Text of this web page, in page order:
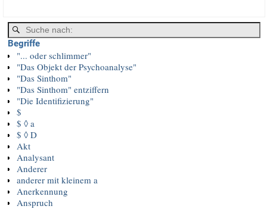
Begriffe
"... oder schlimmer"
"Das Objekt der Psychoanalyse"
"Das Sinthom"
"Das Sinthom" entziffern
"Die Identifizierung"
$
$ ◊ a
$ ◊ D
Akt
Analysant
Anderer
anderer mit kleinem a
Anerkennung
Anspruch